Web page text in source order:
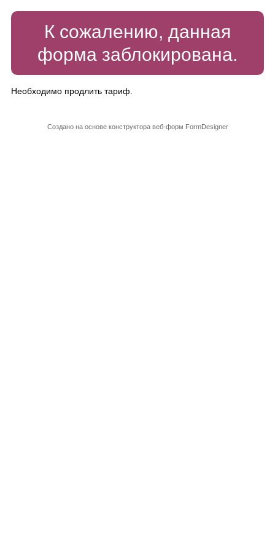
К сожалению, данная
форма заблокирована.
Необходимо продлить тариф.
Создано на основе конструктора веб-форм FormDesigner